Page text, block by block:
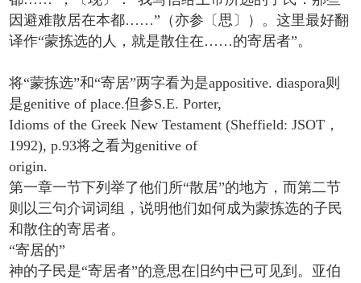
因避难散居在本都……”（亦参〔思〕）。这里最好翻
译作“蒙拣选的人，就是散住在……的寄居者”。
将“蒙拣选”和“寄居”两字看为是appositive. diaspora则
是genitive of place.但参S.E. Porter,
Idioms of the Greek New Testament (Sheffield: JSOT，
1992), p.93将之看为genitive of
origin.
第一章一节下列举了他们所“散居”的地方，而第二节
则以三句介词词组，说明他们如何成为蒙拣选的子民
和散住的寄居者。
“寄居的”
神的子民是“寄居者”的意思在旧约中已可见到。亚伯